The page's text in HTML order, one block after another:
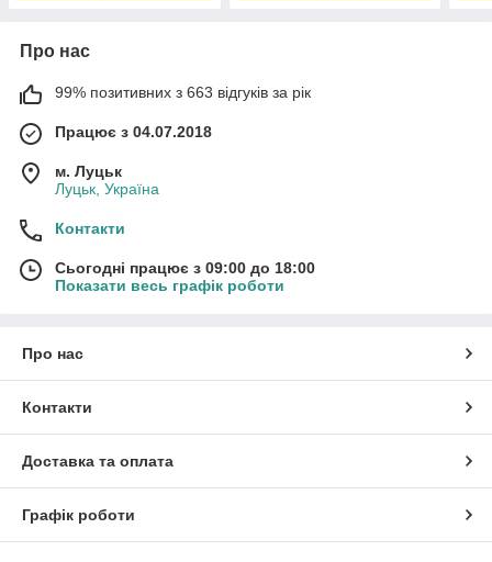
Про нас
99% позитивних з 663 відгуків за рік
Працює з 04.07.2018
м. Луцьк
Луцьк, Україна
Контакти
Сьогодні працює з 09:00 до 18:00
Показати весь графік роботи
Про нас
Контакти
Доставка та оплата
Графік роботи